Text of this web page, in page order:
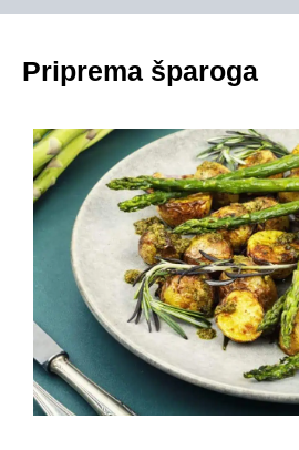
Priprema šparoga